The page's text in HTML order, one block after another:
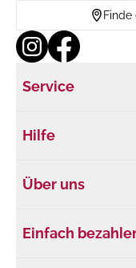
Finde
Service
Hilfe
Über uns
Einfach